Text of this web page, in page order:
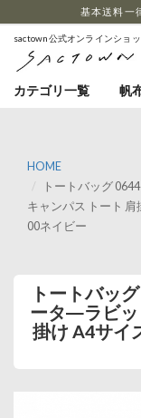
基本送料一
sactown公式オンラインショ
カテゴリ一覧 帆
HOME
トートバッグ
キャンパス トート
00ネイビー
トートバッ
ータ―ラビッ
掛け A4サイ